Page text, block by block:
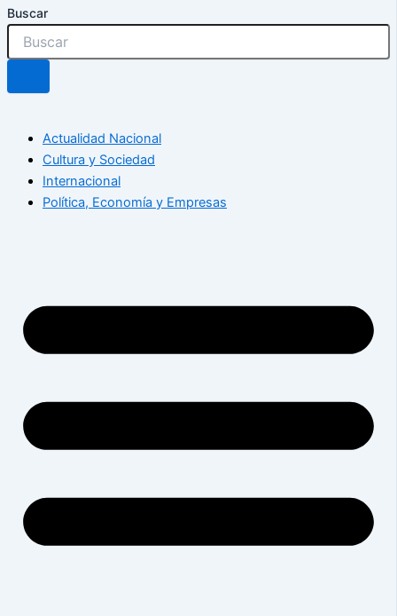
Buscar
Actualidad Nacional
Cultura y Sociedad
Internacional
Política, Economía y Empresas